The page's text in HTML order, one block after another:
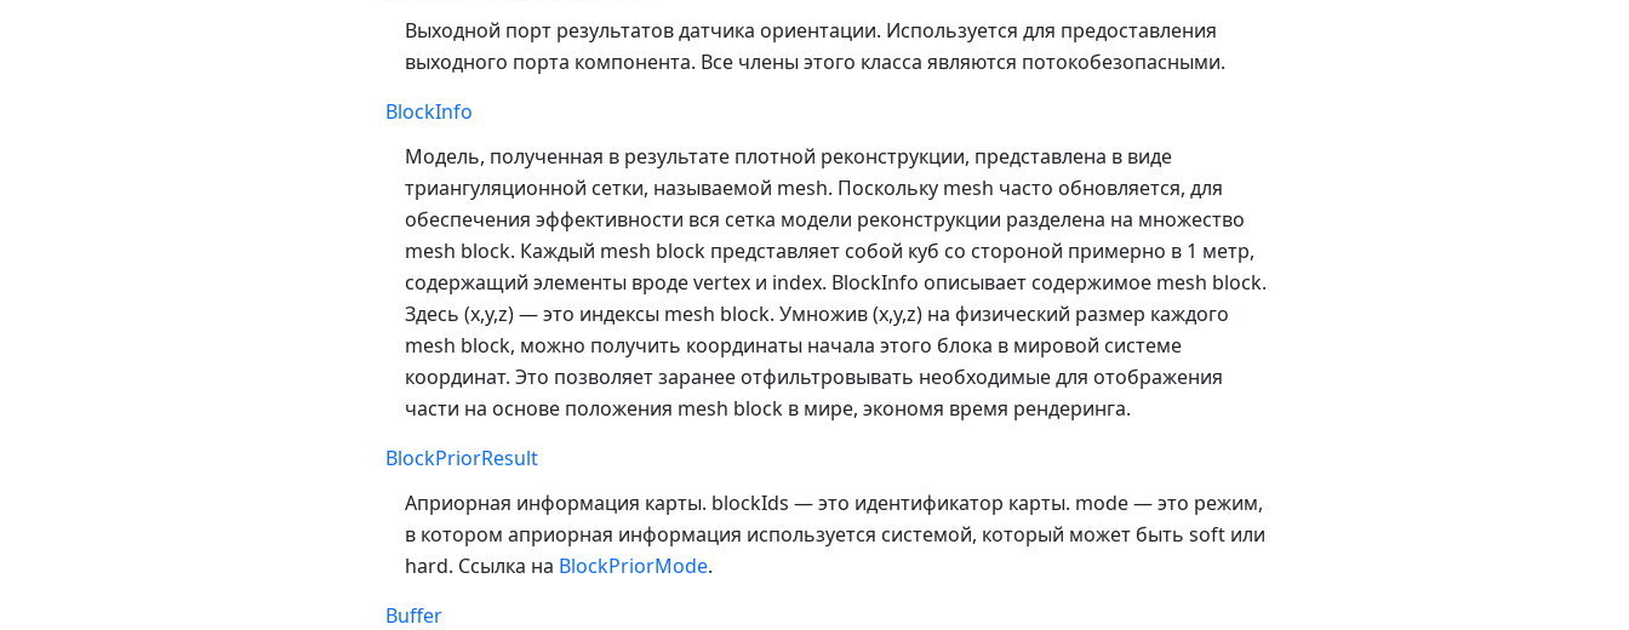
Выходной порт результатов датчика ориентации. Используется для предоставления
выходного порта компонента. Все члены этого класса являются потокобезопасными.
BlockInfo
Модель, полученная в результате плотной реконструкции, представлена в виде
триангуляционной сетки, называемой mesh. Поскольку mesh часто обновляется, для
обеспечения эффективности вся сетка модели реконструкции разделена на множество
mesh block. Каждый mesh block представляет собой куб со стороной примерно в 1 метр,
содержащий элементы вроде vertex и index. BlockInfo описывает содержимое mesh block.
Здесь (x,y,z) — это индексы mesh block. Умножив (x,y,z) на физический размер каждого
mesh block, можно получить координаты начала этого блока в мировой системе
координат. Это позволяет заранее отфильтровывать необходимые для отображения
части на основе положения mesh block в мире, экономя время рендеринга.
BlockPriorResult
Априорная информация карты. blockIds — это идентификатор карты. mode — это режим,
в котором априорная информация используется системой, который может быть soft или
hard. Ссылка на BlockPriorMode.
Buffer